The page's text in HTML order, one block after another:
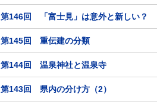
第146回 「富士見」は意外と新しい？
第145回 重伝建の分類
第144回 温泉神社と温泉寺
第143回 県内の分け方（2）